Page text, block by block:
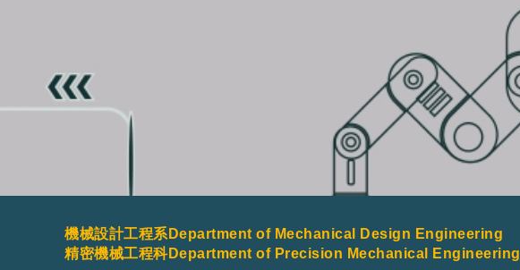
機械設計工程系Department of Mechanical Design Engineering
精密機械工程科Department of Precision Mechanical Engineering